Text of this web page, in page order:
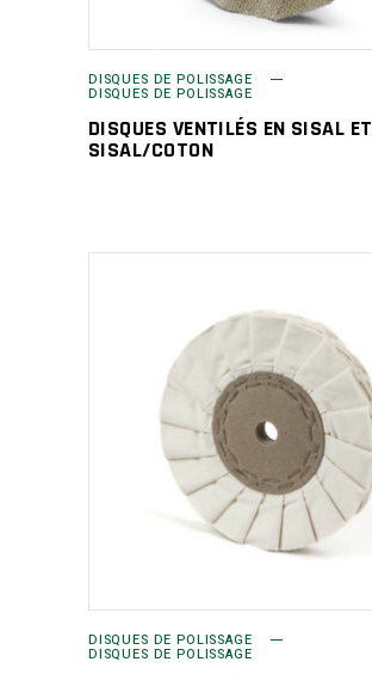
DISQUES DE POLISSAGE
DISQUES DE POLISSAGE
DISQUES VENTILÉS EN SISAL ET
SISAL/COTON
DISQUES DE POLISSAGE
DISQUES DE POLISSAGE